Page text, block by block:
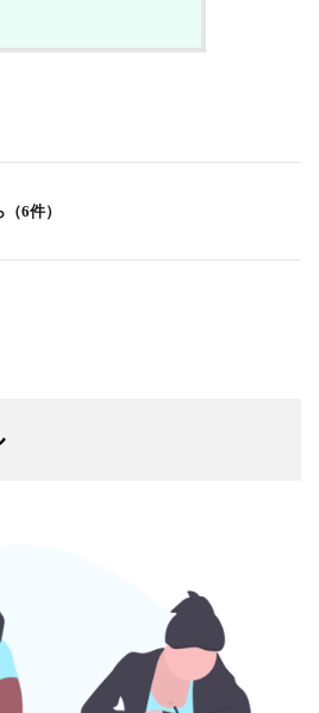
6件）
和感をきっかけに、
されてこなかった「働く場」と
発に関するnoteです。
コーチ (@cheeruppereriko)
April